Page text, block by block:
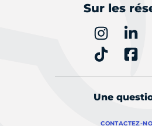
Sur les
Une
CONTACTEZ-